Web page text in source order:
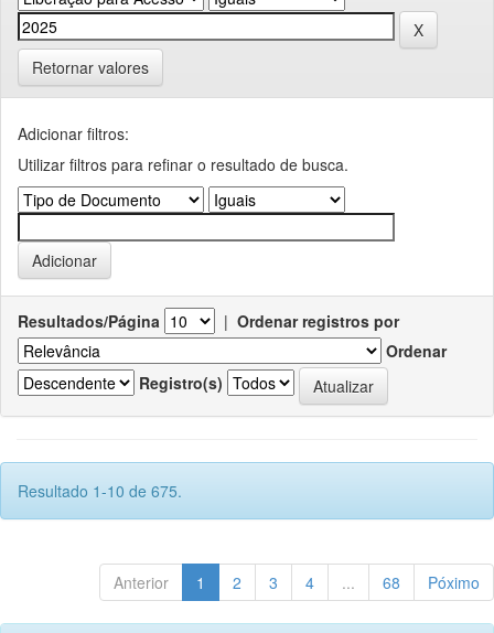
Retornar valores
Adicionar filtros:
Utilizar filtros para refinar o resultado de busca.
Resultados/Página | Ordenar registros por
Ordenar
Registro(s)
Resultado 1-10 de 675.
Anterior 1 2 3 4 ... 68 Póximo